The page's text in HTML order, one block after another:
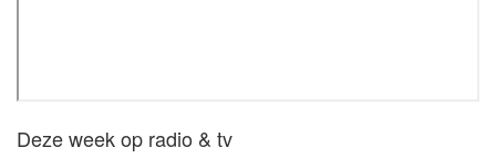
Deze week op radio & tv